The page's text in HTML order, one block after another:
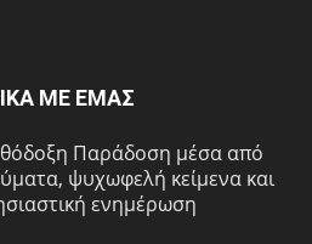
ΜΕ ΕΜΑΣ
Παράδοση μέσα από
ψυχωφελή κείμενα και
ενημέρωση